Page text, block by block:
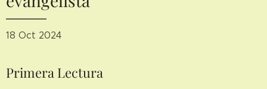
18 Oct 2024
Primera Lectura